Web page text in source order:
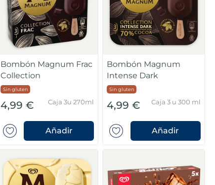
Bombón Magnum Frac
Collection
Sin gluten
4,99 € Caja 3u 270ml
Añadir
Bombón Magnum
Intense Dark
Sin gluten
4,99 € Caja 3 u 300 ml
Añadir